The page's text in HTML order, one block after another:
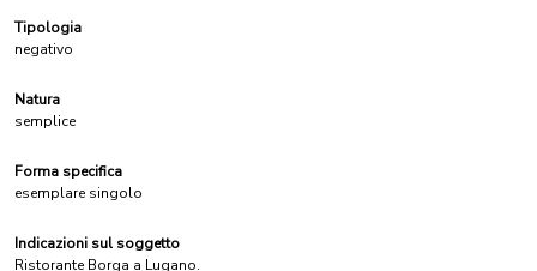
Tipologia
negativo
Natura
semplice
Forma specifica
esemplare singolo
Indicazioni sul soggetto
Ristorante Borga a Lugano.